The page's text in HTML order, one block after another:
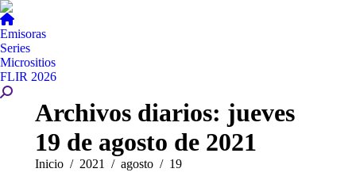
Emisoras
Series
Micrositios
FLIR 2026
Buscar:
Archivos diarios: jueves
19 de agosto de 2021
Estás aquí:
Inicio 2021 agosto 19